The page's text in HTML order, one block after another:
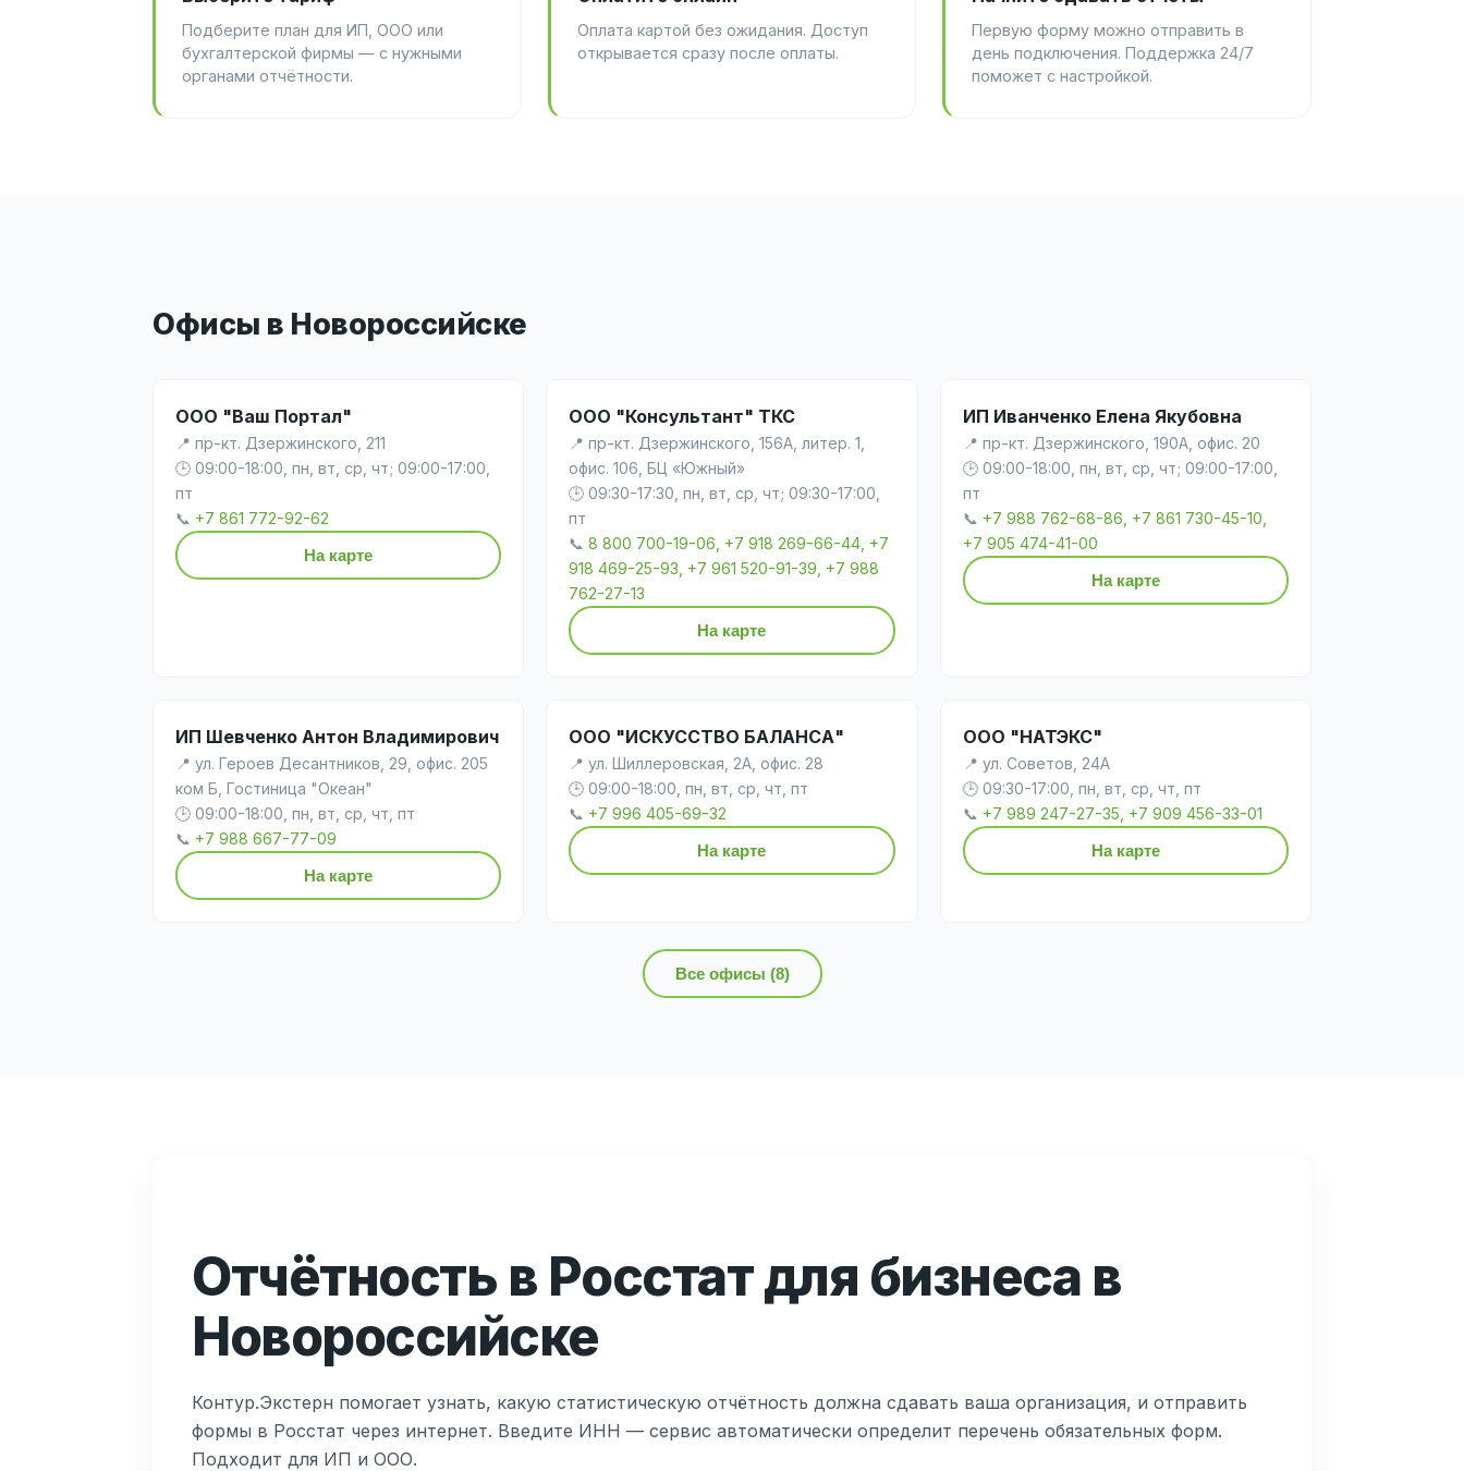
Подберите план для ИП, ООО или
бухгалтерской фирмы — с нужными
органами отчётности.
Оплата картой без ожидания. Доступ
открывается сразу после оплаты.
Первую форму можно отправить в
день подключения. Поддержка 24/7
поможет с настройкой.
Офисы в Новороссийске
ООО "Ваш Портал"
📍 пр-кт. Дзержинского, 211
🕒 09:00-18:00, пн, вт, ср, чт; 09:00-17:00,
пт
📞 +7 861 772-92-62
На карте
ООО "Консультант" ТКС
📍 пр-кт. Дзержинского, 156А, литер. 1,
офис. 106, БЦ «Южный»
🕒 09:30-17:30, пн, вт, ср, чт; 09:30-17:00,
пт
📞8 800 700-19-06, +7 918 269-66-44, +7
918 469-25-93, +7 961 520-91-39, +7 988
762-27-13
На карте
ИП Иванченко Елена Якубовна
📍 пр-кт. Дзержинского, 190А, офис. 20
🕒 09:00-18:00, пн, вт, ср, чт; 09:00-17:00,
пт
📞 +7 988 762-68-86, +7 861 730-45-10,
+7 905 474-41-00
На карте
ИП Шевченко Антон Владимирович
📍 ул. Героев Десантников, 29, офис. 205
ком Б, Гостиница "Океан"
🕒 09:00-18:00, пн, вт, ср, чт, пт
📞 +7 988 667-77-09
На карте
ООО "ИСКУССТВО БАЛАНСА"
📍 ул. Шиллеровская, 2А, офис. 28
🕒 09:00-18:00, пн, вт, ср, чт, пт
📞 +7 996 405-69-32
На карте
ООО "НАТЭКС"
📍 ул. Советов, 24А
🕒 09:30-17:00, пн, вт, ср, чт, пт
📞 +7 989 247-27-35, +7 909 456-33-01
На карте
Все офисы (8)
Отчётность в Росстат для бизнеса в
Новороссийске
Контур.Экстерн помогает узнать, какую статистическую отчётность должна сдавать ваша организация, и отправить
формы в Росстат через интернет. Введите ИНН — сервис автоматически определит перечень обязательных форм.
Подходит для ИП и ООО.